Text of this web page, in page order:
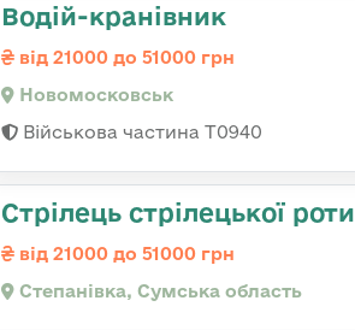
Водій-кранівник
від 21000 до 51000 грн
Новомосковськ
Військова частина Т0940
Стрілець стрілецької роти
від 21000 до 51000 грн
Степанівка, Сумська область